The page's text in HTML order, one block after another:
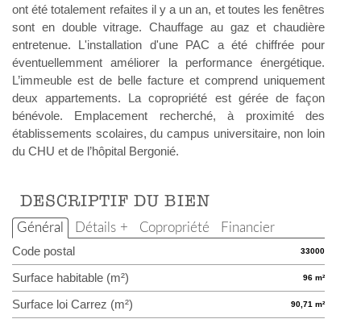
ont été totalement refaites il y a un an, et toutes les fenêtres
sont en double vitrage. Chauffage au gaz et chaudière
entretenue. L'installation d'une PAC a été chiffrée pour
éventuellemment améliorer la performance énergétique.
L’immeuble est de belle facture et comprend uniquement
deux appartements. La copropriété est gérée de façon
bénévole. Emplacement recherché, à proximité des
établissements scolaires, du campus universitaire, non loin
du CHU et de l’hôpital Bergonié.
DESCRIPTIF DU BIEN
Général Détails + Copropriété Financier
Code postal 33000
Surface habitable (m²) 96 m²
Surface loi Carrez (m²) 90,71 m²